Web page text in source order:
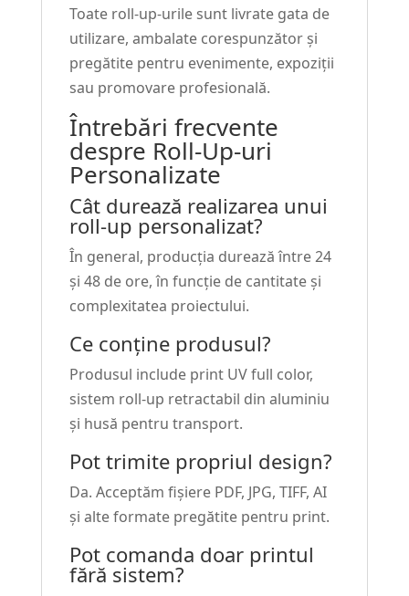
Toate roll-up-urile sunt livrate gata de
utilizare, ambalate corespunzător și
pregătite pentru evenimente, expoziții
sau promovare profesională.
Întrebări frecvente
despre Roll-Up-uri
Personalizate
Cât durează realizarea unui
roll-up personalizat?
În general, producția durează între 24
și 48 de ore, în funcție de cantitate și
complexitatea proiectului.
Ce conține produsul?
Produsul include print UV full color,
sistem roll-up retractabil din aluminiu
și husă pentru transport.
Pot trimite propriul design?
Da. Acceptăm fișiere PDF, JPG, TIFF, AI
și alte formate pregătite pentru print.
Pot comanda doar printul
fără sistem?